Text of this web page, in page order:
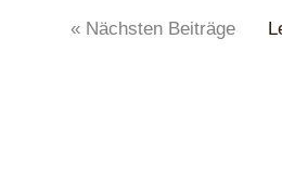
« Nächsten Beiträge